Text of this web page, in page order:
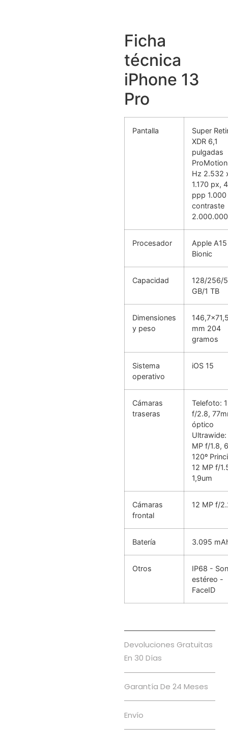
Ficha
técnica
iPhone 13
Pro
Pantalla
Super
XDR 6,1
pulgadas
Hz 2.532
1.170 px,
ppp
contraste
Procesador
Apple A15
Bionic
Capacidad
128/256/
GB/1 TB
Dimensiones
y peso
mm 204
gramos
Sistema
operativo
iOS 15
Cámaras
traseras
Telefoto:
f/2.8,
óptico
Ultrawide:
MP f/1.8,
120º
12 MP f/
1,9um
Cámaras
frontal
12 MP f/
Batería 3.095
Otros
IP68 -
estéreo -
FaceID
Devoluciones Gratuitas
En 30 Días
Garantía De 24 Meses
Envío